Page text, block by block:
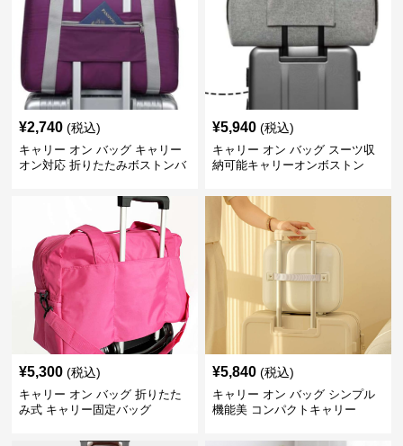
¥2,740 (税込)
キャリー オン バッグ キャリー
オン対応 折りたたみボストンバ
¥5,940 (税込)
キャリー オン バッグ スーツ収
納可能キャリーオンボストン
¥5,300 (税込)
キャリー オン バッグ 折りたた
み式 キャリー固定バッグ
¥5,840 (税込)
キャリー オン バッグ シンプル
機能美 コンパクトキャリー